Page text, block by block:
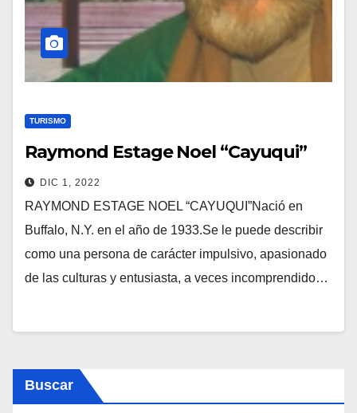
TURISMO
Raymond Estage Noel “Cayuqui”
DIC 1, 2022
RAYMOND ESTAGE NOEL “CAYUQUI”Nació en
Buffalo, N.Y. en el año de 1933.Se le puede describir
como una persona de carácter impulsivo, apasionado
de las culturas y entusiasta, a veces incomprendido…
Buscar